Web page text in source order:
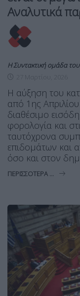
Αναλυτικά
Η Συντακτική ομάδα
Η αύξηση του
από 1ης
διαθέσιμο
φορολογία και
ταυτόχρονα
επιδομάτων και
όσο και στον
ΠΕΡΙΣΣΌΤΕΡΑ ...